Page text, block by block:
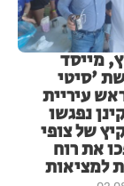
מייסד
'סיטי
עיריית
נפגשו
של צופי
את רוח
למציאות